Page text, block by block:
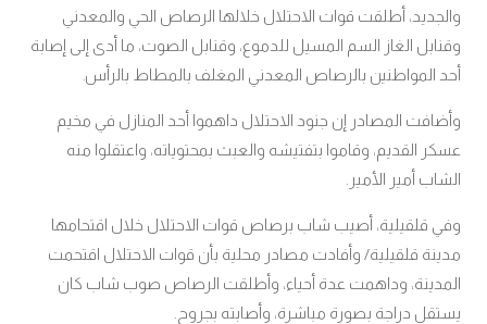
والجديد، أطلقت قوات الاحتلال خلالها الرصاص الحي والمعدني
وقنابل الغاز السم المسيل للدموع، وقنابل الصوت، ما أدى إلى إصابة
أحد المواطنين بالرصاص المعدني المغلف بالمطاط بالرأس.
وأضافت المصادر إن جنود الاحتلال داهموا أحد المنازل في مخيم
عسكر القديم، وقاموا بتفتيشه والعبث بمحتوياته، واعتقلوا منه
الشاب أمير الأمير.
وفي قلقيلية، أصيب شاب برصاص قوات الاحتلال خلال اقتحامها
مدينة قلقيلية/ وأفادت مصادر محلية بأن قوات الاحتلال اقتحمت
المدينة، وداهمت عدة أحياء، وأطلقت الرصاص صوب شاب كان
يستقل دراجة بصورة مباشرة، وأصابته بجروح.